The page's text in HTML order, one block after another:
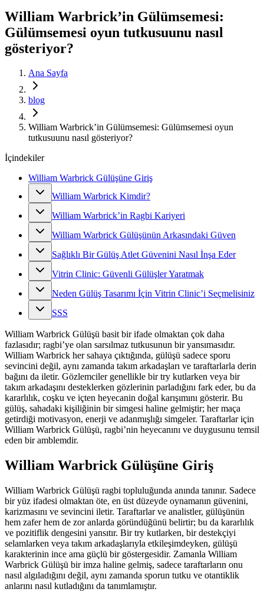
William Warbrick’in Gülümsemesi:
Gülümsemesi oyun tutkusuunu nasıl
gösteriyor?
Ana Sayfa
blog
William Warbrick’in Gülümsemesi: Gülümsemesi oyun
tutkusuunu nasıl gösteriyor?
İçindekiler
William Warbrick Gülüşüne Giriş
William Warbrick Kimdir?
William Warbrick’in Ragbi Kariyeri
William Warbrick Gülüşünün Arkasındaki Güven
Sağlıklı Bir Gülüş Atlet Güvenini Nasıl İnşa Eder
Vitrin Clinic: Güvenli Gülüşler Yaratmak
Neden Gülüş Tasarımı İçin Vitrin Clinic’i Seçmelisiniz
SSS
William Warbrick Gülüşü basit bir ifade olmaktan çok daha
fazlasıdır; ragbi’ye olan sarsılmaz tutkusunun bir yansımasıdır.
William Warbrick her sahaya çıktığında, gülüşü sadece sporu
sevincini değil, aynı zamanda takım arkadaşları ve taraftarlarla derin
bağını da iletir. Gözlemciler genellikle bir try kutlarken veya bir
takım arkadaşını desteklerken gözlerinin parladığını fark eder, bu da
kararlılık, coşku ve içten heyecanin doğal karışımını gösterir. Bu
gülüş, sahadaki kişiliğinin bir simgesi haline gelmiştir; her maça
getirdiği motivasyon, enerji ve adanmışlığı simgeler. Taraftarlar için
William Warbrick Gülüşü, ragbi’nin heyecanını ve duygusunu temsil
eden bir amblemdir.
William Warbrick Gülüşüne Giriş
William Warbrick Gülüşü ragbi topluluğunda anında tanınır. Sadece
bir yüz ifadesi olmaktan öte, en üst düzeyde oynamanın güvenini,
karizmasını ve sevincini iletir. Taraftarlar ve analistler, gülüşünün
hem zafer hem de zor anlarda göründüğünü belirtir; bu da kararlılık
ve pozitiflik dengesini yansıtır. Bir try kutlarken, bir destekçiyi
selamlarken veya takım arkadaşlarıyla etkileşimdeyken, gülüşü
karakterinin ince ama güçlü bir göstergesidir. Zamanla William
Warbrick Gülüşü bir imza haline gelmiş, sadece taraftarların onu
nasıl algıladığını değil, aynı zamanda sporun tutku ve otantiklik
anlarını nasıl kutladığını da tanımlamıştır.